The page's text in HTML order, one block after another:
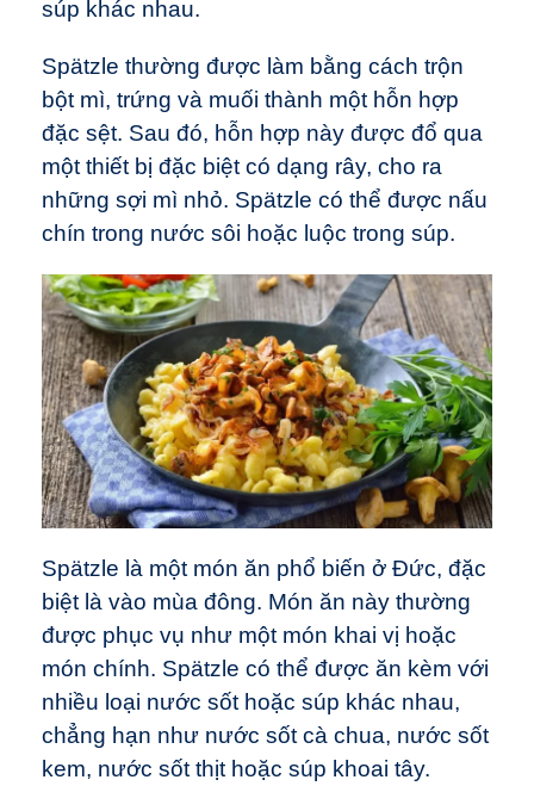
súp khác nhau.
Spätzle thường được làm bằng cách trộn
bột mì, trứng và muối thành một hỗn hợp
đặc sệt. Sau đó, hỗn hợp này được đổ qua
một thiết bị đặc biệt có dạng rây, cho ra
những sợi mì nhỏ. Spätzle có thể được nấu
chín trong nước sôi hoặc luộc trong súp.
Spätzle là một món ăn phổ biến ở Đức, đặc
biệt là vào mùa đông. Món ăn này thường
được phục vụ như một món khai vị hoặc
món chính. Spätzle có thể được ăn kèm với
nhiều loại nước sốt hoặc súp khác nhau,
chẳng hạn như nước sốt cà chua, nước sốt
kem, nước sốt thịt hoặc súp khoai tây.